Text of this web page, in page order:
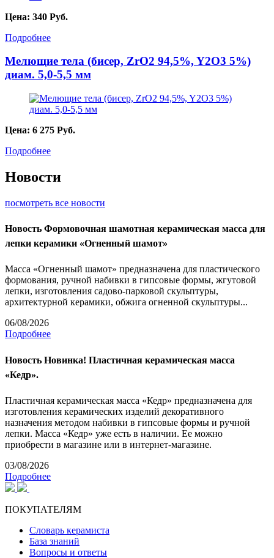
Цена: 340 Руб.
Подробнее
Мелющие тела (бисер, ZrO2 94,5%, Y2O3 5%)
диам. 5,0-5,5 мм
Цена: 6 275 Руб.
Подробнее
Новости
посмотреть все новости
Новость Формовочная шамотная керамическая масса для
лепки керамики «Огненный шамот»
Масса «Огненный шамот» предназначена для пластического
формования, ручной набивки в гипсовые формы, жгутовой
лепки, изготовления садово-парковой скульптуры,
архитектурной керамики, обжига огненной скульптуры...
06/08/2026
Подробнее
Новость Новинка! Пластичная керамическая масса
«Кедр».
Пластичная керамическая масса «Кедр» предназначена для
изготовления керамических изделий декоративного
назначения методом набивки в гипсовые формы и ручной
лепки. Масса «Кедр» уже есть в наличии. Ее можно
приобрести в магазине или в интернет-магазине.
03/08/2026
Подробнее
ПОКУПАТЕЛЯМ
Словарь керамиста
База знаний
Вопросы и ответы